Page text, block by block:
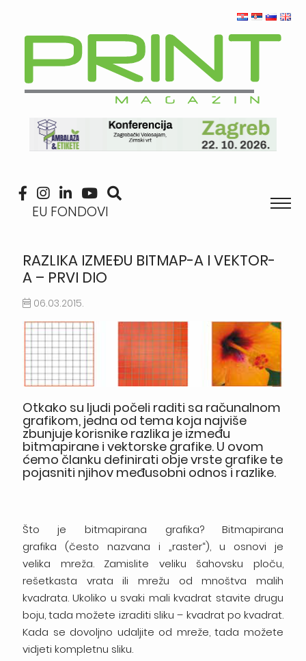
EU FONDOVI
RAZLIKA IZMEĐU BITMAP-A I VEKTOR-
A – PRVI DIO
06.03.2015.
Otkako su ljudi počeli raditi sa računalnom
grafikom, jedna od tema koja najviše
zbunjuje korisnike razlika je između
bitmapirane i vektorske grafike. U ovom
ćemo članku definirati obje vrste grafike te
pojasniti njihov međusobni odnos i razlike.
Što je bitmapirana grafika? Bitmapirana
grafika (često nazvana i „raster“), u osnovi je
velika mreža. Zamislite veliku šahovsku ploču,
rešetkasta vrata ili mrežu od mnoštva malih
kvadrata. Ukoliko u svaki mali kvadrat stavite drugu
boju, tada možete izraditi sliku – kvadrat po kvadrat.
Kada se dovoljno udaljite od mreže, tada možete
vidjeti kompletnu sliku.